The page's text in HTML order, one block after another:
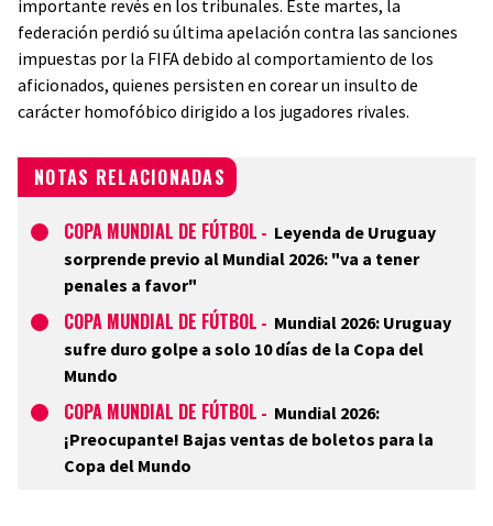
importante revés en los tribunales. Este martes, la
federación perdió su última apelación contra las sanciones
impuestas por la FIFA debido al comportamiento de los
aficionados, quienes persisten en corear un insulto de
carácter homofóbico dirigido a los jugadores rivales.
NOTAS RELACIONADAS
COPA MUNDIAL DE FÚTBOL - Leyenda de Uruguay
sorprende previo al Mundial 2026: "va a tener
penales a favor"
COPA MUNDIAL DE FÚTBOL - Mundial 2026: Uruguay
sufre duro golpe a solo 10 días de la Copa del
Mundo
COPA MUNDIAL DE FÚTBOL - Mundial 2026:
¡Preocupante! Bajas ventas de boletos para la
Copa del Mundo